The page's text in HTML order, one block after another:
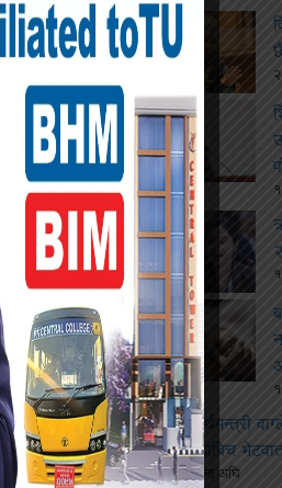
अर्थमन्त्री
कान्डाबिच
१ महिना अघि